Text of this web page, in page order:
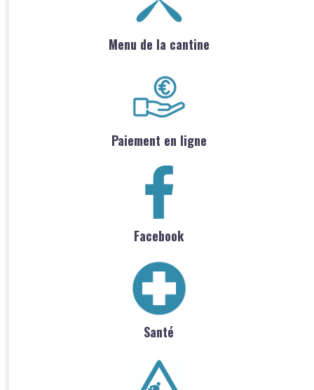
Menu de la cantine
Paiement en ligne
Facebook
Santé